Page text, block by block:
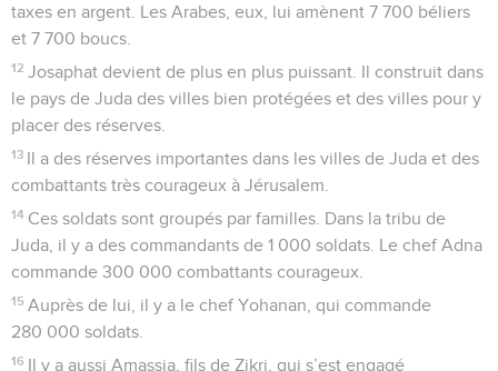
taxes en argent. Les Arabes, eux, lui amènent 7 700 béliers
et 7 700 boucs.
12 Josaphat devient de plus en plus puissant. Il construit dans
le pays de Juda des villes bien protégées et des villes pour y
placer des réserves.
13 Il a des réserves importantes dans les villes de Juda et des
combattants très courageux à Jérusalem.
14 Ces soldats sont groupés par familles. Dans la tribu de
Juda, il y a des commandants de 1 000 soldats. Le chef Adna
commande 300 000 combattants courageux.
15 Auprès de lui, il y a le chef Yohanan, qui commande
280 000 soldats.
16 Il y a aussi Amassia, fils de Zikri, qui s’est engagé